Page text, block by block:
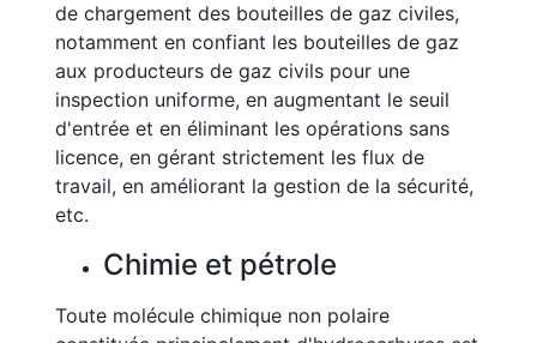
de chargement des bouteilles de gaz civiles,
notamment en confiant les bouteilles de gaz
aux producteurs de gaz civils pour une
inspection uniforme, en augmentant le seuil
d'entrée et en éliminant les opérations sans
licence, en gérant strictement les flux de
travail, en améliorant la gestion de la sécurité,
etc.
Chimie et pétrole
Toute molécule chimique non polaire